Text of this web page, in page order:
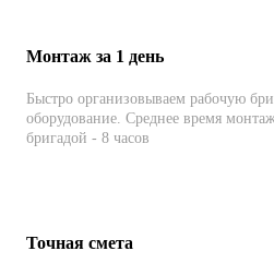
Монтаж за 1 день
Быстро организовываем рабочую
оборудование. Среднее время
бригадой - 8 часов
Точная смета